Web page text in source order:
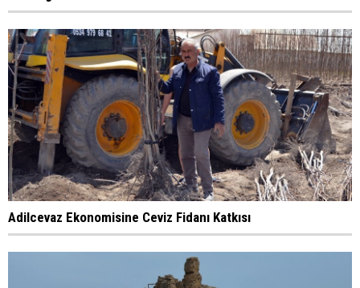
Adilcevaz Ekonomisine Ceviz Fidanı Katkısı